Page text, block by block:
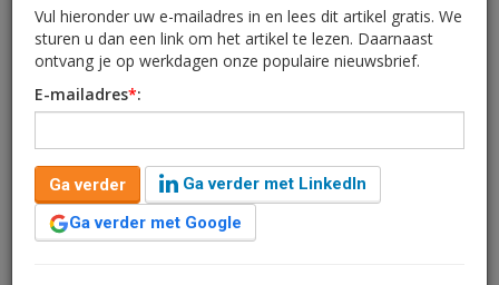
Muamer Tabakovic
associate partner bij
Groosman architecten
Redactie
4 september 2024 om 11:51
2 jaar geleden aangepast
1 minuut leestijd
Muamer Tabakovic is per 1 september associate
Vul hieronder uw e-mailadres in en lees dit artikel gratis. We
sturen u dan een link om het artikel te lezen. Daarnaast
ontvang je op werkdagen onze populaire nieuwsbrief.
E-mailadres*:
Ga verder
Ga verder met LinkedIn
Ga verder met Google